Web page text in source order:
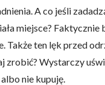
A co jeśli
miejsce? Faktycznie
Także ten lęk przed
Wystarczy
nie kupuję.